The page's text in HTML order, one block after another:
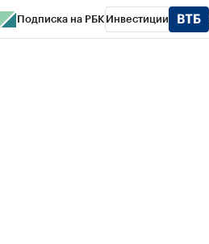
Подписка на РБК Инвестиции